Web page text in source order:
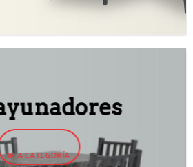
IR A CATEGORÍA